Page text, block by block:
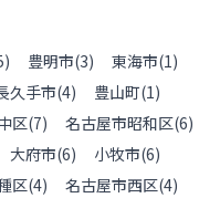
) 豊明市(3) 東海市(1)
久手市(4) 豊山町(1)
区(7) 名古屋市昭和区(6)
大府市(6) 小牧市(6)
区(4) 名古屋市西区(4)